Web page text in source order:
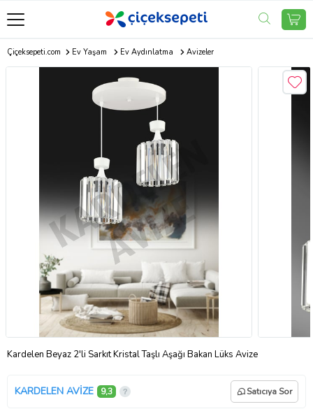
Çiçeksepeti.com Ev Yaşam Ev Aydınlatma Avizeler
Kardelen Beyaz 2'li Sarkıt Kristal Taşlı Aşağı Bakan Lüks Avize
KARDELEN AVİZE 9,3 Satıcıya Sor